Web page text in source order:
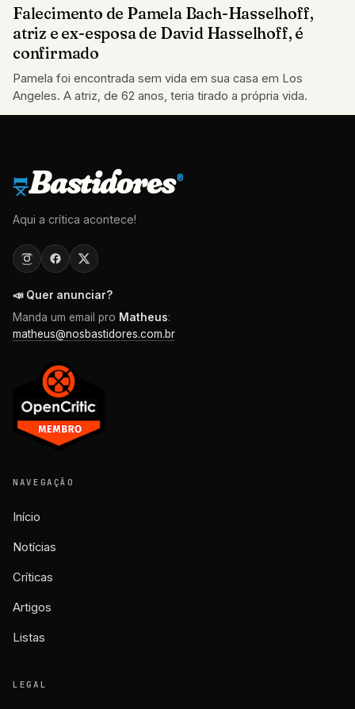
Falecimento de Pamela Bach-Hasselhoff,
atriz e ex-esposa de David Hasselhoff, é
confirmado
Pamela foi encontrada sem vida em sua casa em Los
Angeles. A atriz, de 62 anos, teria tirado a própria vida.
Bastidores®
Aqui a crítica acontece!
📣 Quer anunciar?
Manda um email pro Matheus:
matheus@nosbastidores.com.br
NAVEGAÇÃO
Início
Notícias
Críticas
Artigos
Listas
LEGAL